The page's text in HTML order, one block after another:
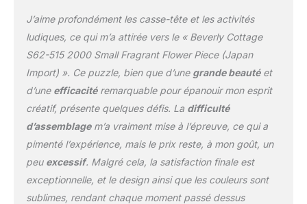
J’aime profondément les casse-tête et les activités
ludiques, ce qui m’a attirée vers le « Beverly Cottage
S62-515 2000 Small Fragrant Flower Piece (Japan
Import) ». Ce puzzle, bien que d’une grande beautéet
d’une efficacitéremarquable pour épanouir mon esprit
créatif, présente quelques défis. La difficulté
d’assemblagem’a vraiment mise à l’épreuve, ce qui a
pimenté l’expérience, mais le prix reste, à mon goût, un
peu excessif. Malgré cela, la satisfaction finale est
exceptionnelle, et le design ainsi que les couleurs sont
sublimes, rendant chaque moment passé dessus